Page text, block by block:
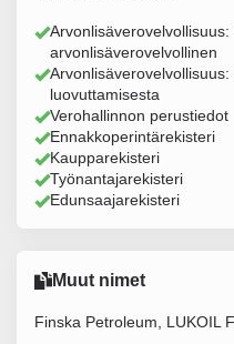
arvonlisäverovelvollinen
luovuttamisesta
Verohallinnon perustiedot
Ennakkoperintärekisteri
Kaupparekisteri
Työnantajarekisteri
Edunsaajarekisteri
Muut nimet
Finska Petroleum, LUKOIL